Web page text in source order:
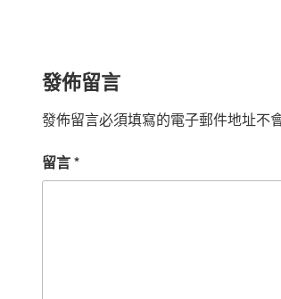
發佈留言
發佈留言必須填寫的電子郵件地址不
留言*